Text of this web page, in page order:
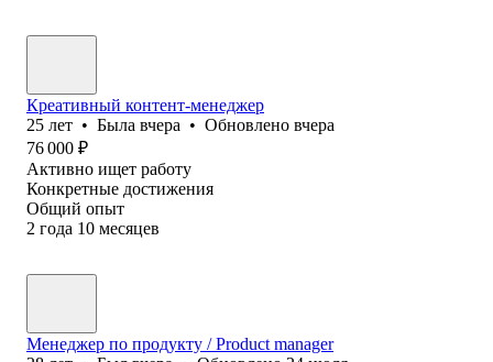
Креативный контент-менеджер
25 лет • Была вчера • Обновлено вчера
76 000 ₽
Активно ищет работу
Конкретные достижения
Общий опыт
2 года 10 месяцев
Менеджер по продукту / Product manager